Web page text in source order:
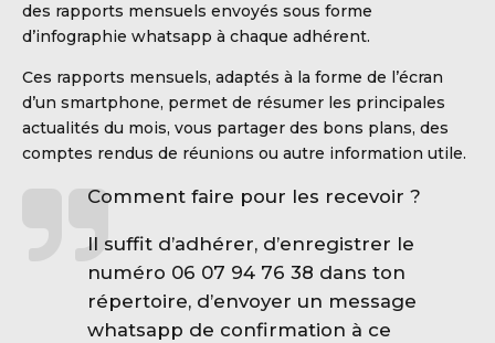
des rapports mensuels envoyés sous forme
d’infographie whatsapp à chaque adhérent.
Ces rapports mensuels, adaptés à la forme de l’écran
d’un smartphone, permet de résumer les principales
actualités du mois, vous partager des bons plans, des
comptes rendus de réunions ou autre information utile.
Comment faire pour les recevoir ?
Il suffit d’adhérer, d’enregistrer le
numéro 06 07 94 76 38 dans ton
répertoire, d’envoyer un message
whatsapp de confirmation à ce